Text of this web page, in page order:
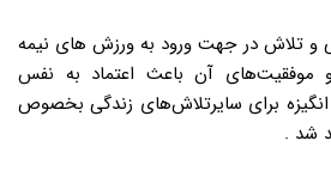
و تلاش در جهت ورود به ورزش های نیمه
آن باعث اعتماد به نفس
برای سایرتلاش‌های زندگی بخصوص
شد .